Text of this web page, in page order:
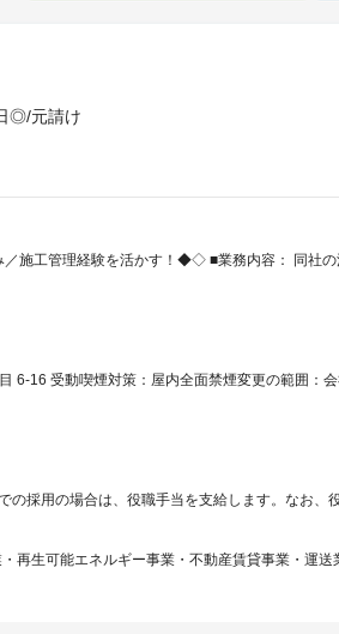
◎/元請け
施工管理経験を活かす！◆◇ ■業務内容： 同社の
6-16 受動喫煙対策：屋内全面禁煙変更の範囲：
の採用の場合は、役職手当を支給します。なお、
再生可能エネルギー事業・不動産賃貸事業・運送